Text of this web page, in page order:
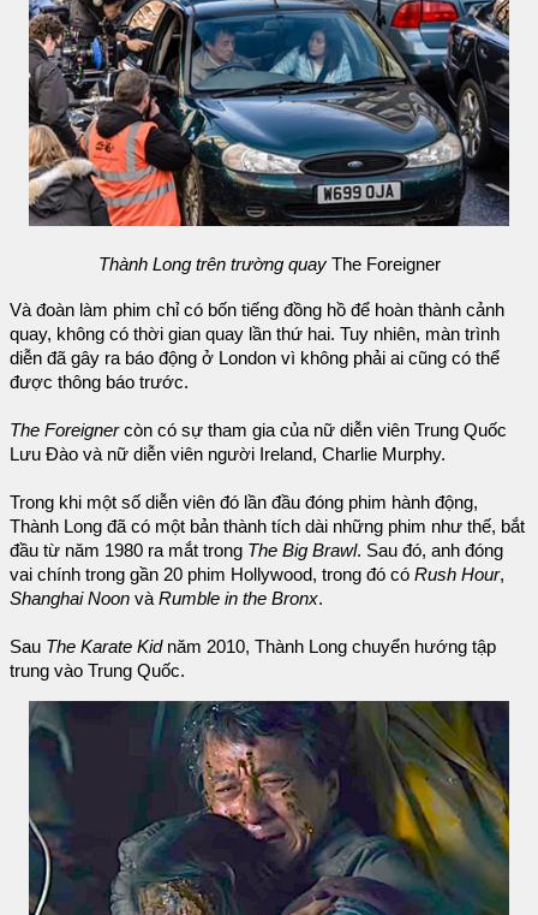
Thành Long trên trường quayThe Foreigner
Và đoàn làm phim chỉ có bốn tiếng đồng hồ để hoàn thành cảnh
quay, không có thời gian quay lần thứ hai. Tuy nhiên, màn trình
diễn đã gây ra báo động ở London vì không phải ai cũng có thể
được thông báo trước.
The Foreignercòn có sự tham gia của nữ diễn viên Trung Quốc
Lưu Đào và nữ diễn viên người Ireland, Charlie Murphy.
Trong khi một số diễn viên đó lần đầu đóng phim hành động,
Thành Long đã có một bản thành tích dài những phim như thế, bắt
đầu từ năm 1980 ra mắt trong The Big Brawl. Sau đó, anh đóng
vai chính trong gần 20 phim Hollywood, trong đó có Rush Hour,
Shanghai Noon và Rumble in the Bronx.
Sau The Karate Kidnăm 2010, Thành Long chuyển hướng tập
trung vào Trung Quốc.